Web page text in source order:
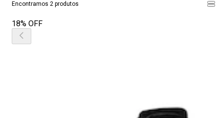
Encontramos 2 produtos
18% OFF